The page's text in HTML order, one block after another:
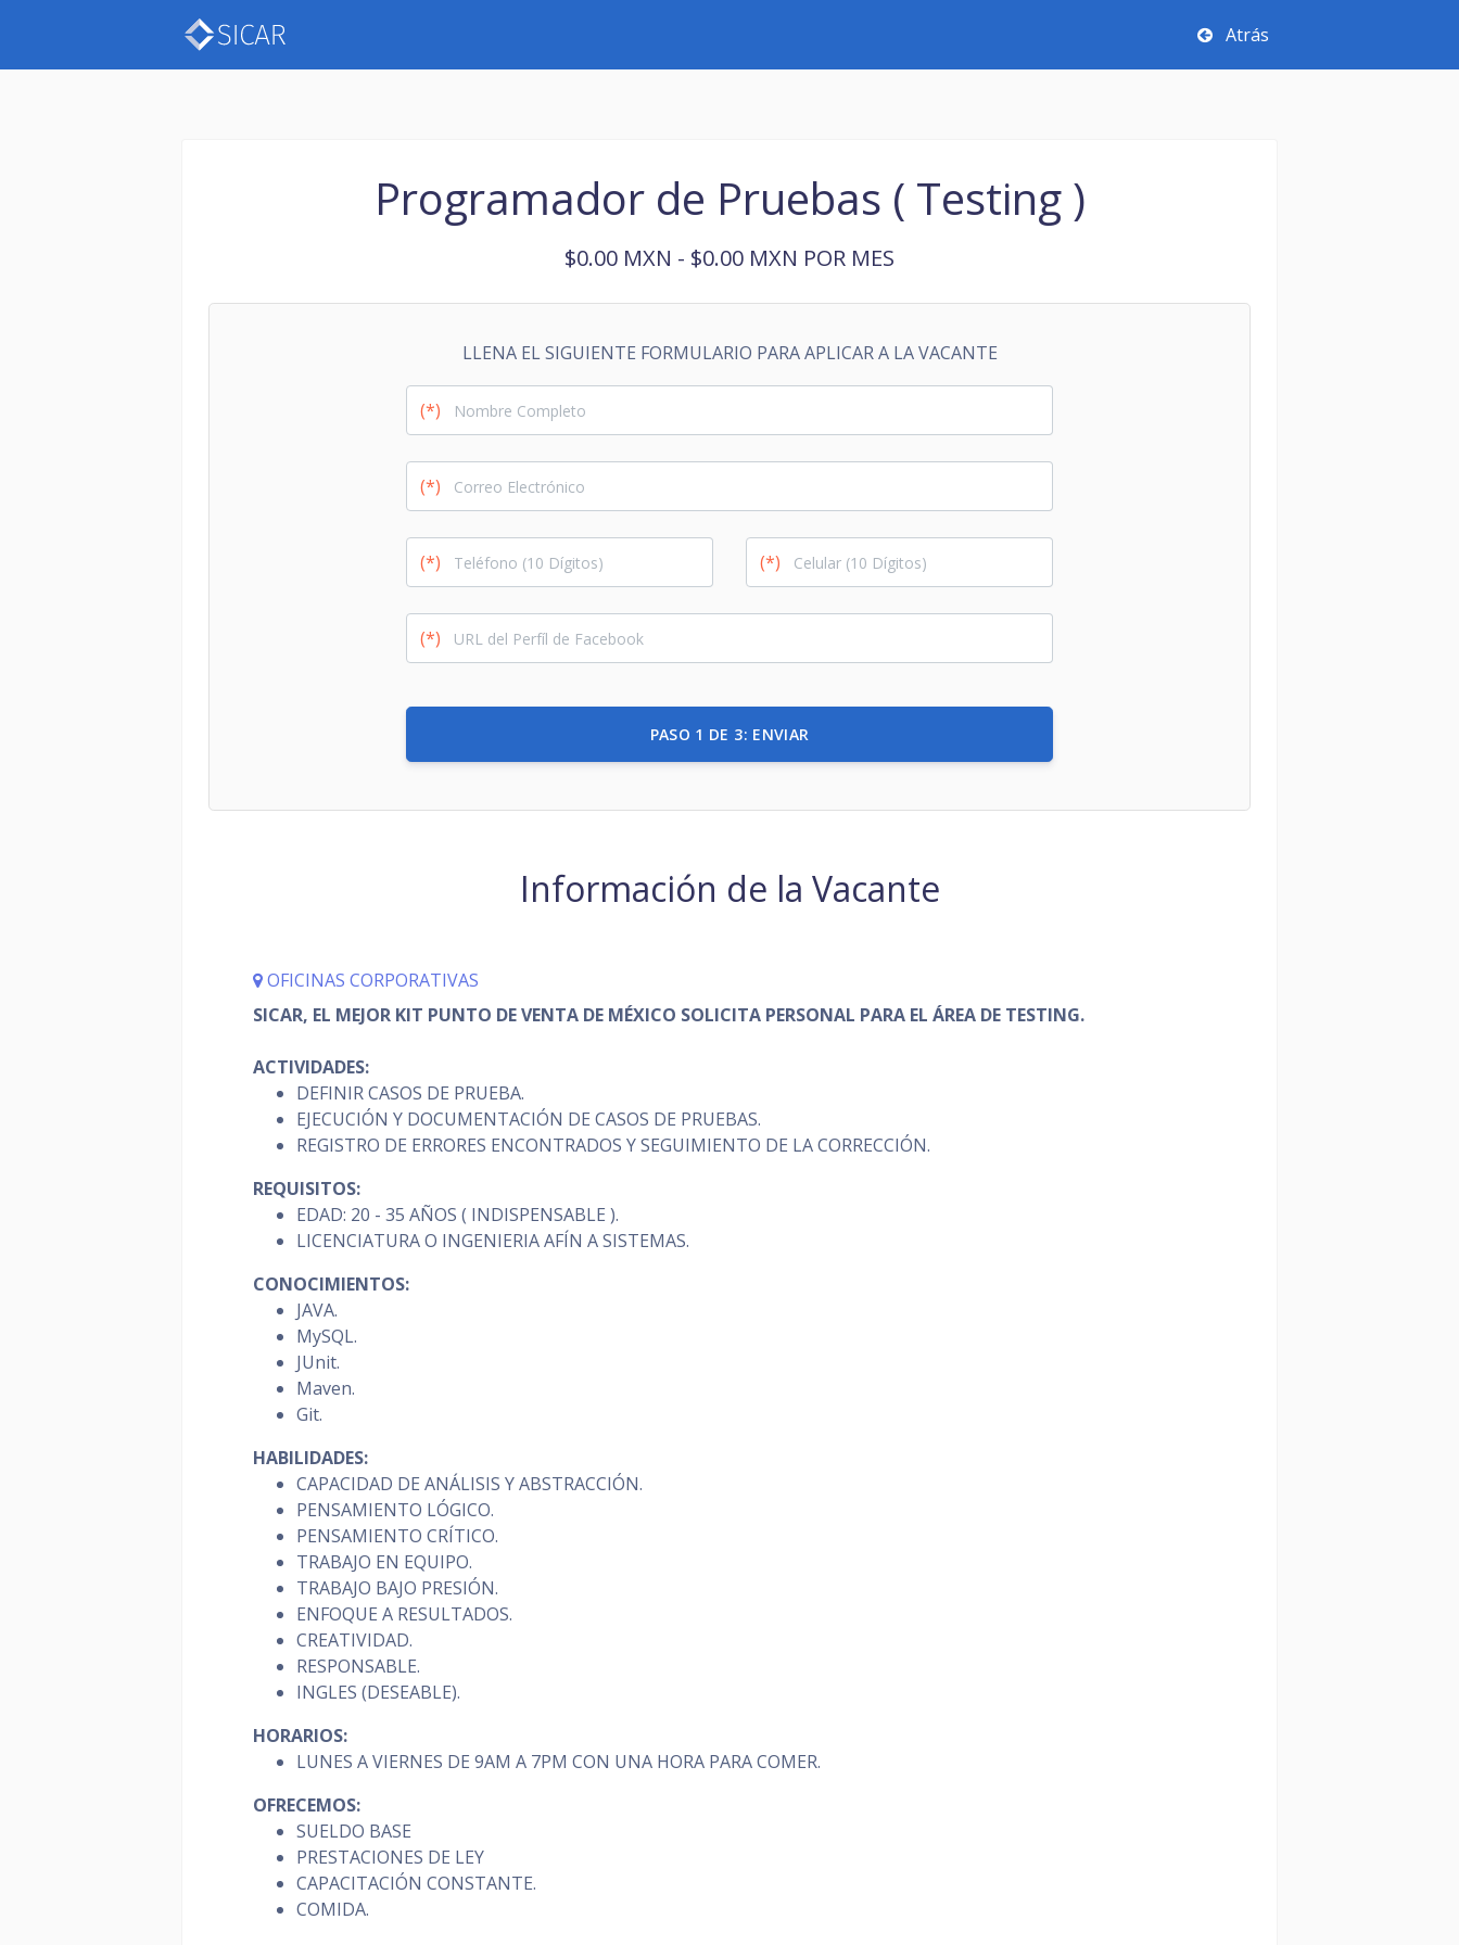
Atrás
Programador de Pruebas ( Testing )
$0.00 MXN - $0.00 MXN POR MES
LLENA EL SIGUIENTE FORMULARIO PARA APLICAR A LA VACANTE
(*)
(*)
(*) (*)
(*)
PASO 1 DE 3: ENVIAR
Información de la Vacante
OFICINAS CORPORATIVAS
SICAR, EL MEJOR KIT PUNTO DE VENTA DE MÉXICO SOLICITA PERSONAL PARA EL ÁREA DE TESTING.
ACTIVIDADES:
DEFINIR CASOS DE PRUEBA.
EJECUCIÓN Y DOCUMENTACIÓN DE CASOS DE PRUEBAS.
REGISTRO DE ERRORES ENCONTRADOS Y SEGUIMIENTO DE LA CORRECCIÓN.
REQUISITOS:
EDAD: 20 - 35 AÑOS ( INDISPENSABLE ).
LICENCIATURA O INGENIERIA AFÍN A SISTEMAS.
CONOCIMIENTOS:
JAVA.
MySQL.
JUnit.
Maven.
Git.
HABILIDADES:
CAPACIDAD DE ANÁLISIS Y ABSTRACCIÓN.
PENSAMIENTO LÓGICO.
PENSAMIENTO CRÍTICO.
TRABAJO EN EQUIPO.
TRABAJO BAJO PRESIÓN.
ENFOQUE A RESULTADOS.
CREATIVIDAD.
RESPONSABLE.
INGLES (DESEABLE).
HORARIOS:
LUNES A VIERNES DE 9AM A 7PM CON UNA HORA PARA COMER.
OFRECEMOS:
SUELDO BASE
PRESTACIONES DE LEY
CAPACITACIÓN CONSTANTE.
COMIDA.